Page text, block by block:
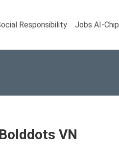
Responsibility Jobs AI-Chip
VN